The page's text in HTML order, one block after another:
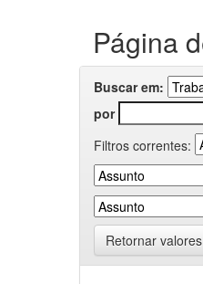
Página
Buscar em:
por
Filtros correntes:
Retornar valores